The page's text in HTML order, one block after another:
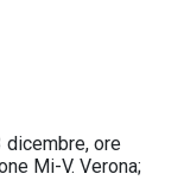
dicembre, ore
Mi-V. Verona;